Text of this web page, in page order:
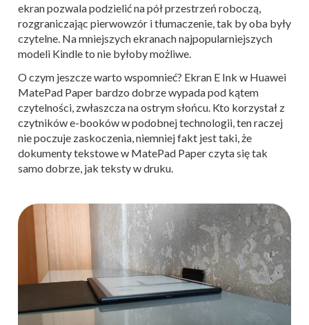
ekran pozwala podzielić na pół przestrzeń roboczą,
rozgraniczając pierwowzór i tłumaczenie, tak by oba były
czytelne. Na mniejszych ekranach najpopularniejszych
modeli Kindle to nie byłoby możliwe.
O czym jeszcze warto wspomnieć? Ekran E Ink w Huawei
MatePad Paper bardzo dobrze wypada pod kątem
czytelności, zwłaszcza na ostrym słońcu. Kto korzystał z
czytników e-booków w podobnej technologii, ten raczej
nie poczuje zaskoczenia, niemniej fakt jest taki, że
dokumenty tekstowe w MatePad Paper czyta się tak
samo dobrze, jak teksty w druku.